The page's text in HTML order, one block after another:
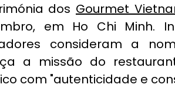
dos Gourmet
em Ho Chi Minh.
consideram a
a missão do
com "autenticidade e